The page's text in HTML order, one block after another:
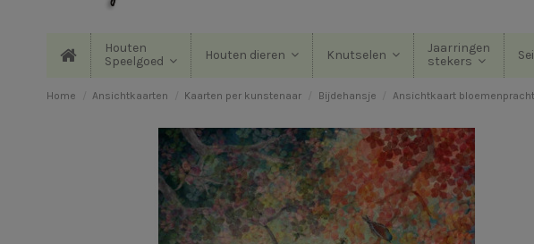
Houten
Speelgoed
Houten dieren Knutselen
Jaarringen
stekers
Home Ansichtkaarten Kaarten per kunstenaar Bijdehansje Ansichtkaart